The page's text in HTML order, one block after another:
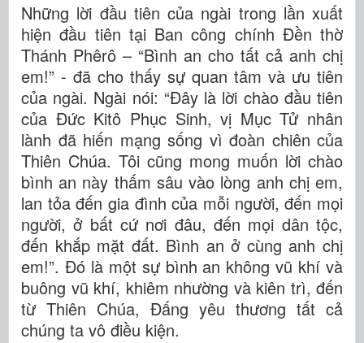
Những lời đầu tiên của ngài trong lần xuất
hiện đầu tiên tại Ban công chính Đền thờ
Thánh Phêrô – “Bình an cho tất cả anh chị
em!” - đã cho thấy sự quan tâm và ưu tiên
của ngài. Ngài nói: “Đây là lời chào đầu tiên
của Đức Kitô Phục Sinh, vị Mục Tử nhân
lành đã hiến mạng sống vì đoàn chiên của
Thiên Chúa. Tôi cũng mong muốn lời chào
bình an này thấm sâu vào lòng anh chị em,
lan tỏa đến gia đình của mỗi người, đến mọi
người, ở bất cứ nơi đâu, đến mọi dân tộc,
đến khắp mặt đất. Bình an ở cùng anh chị
em!”. Đó là một sự bình an không vũ khí và
buông vũ khí, khiêm nhường và kiên trì, đến
từ Thiên Chúa, Đấng yêu thương tất cả
chúng ta vô điều kiện.